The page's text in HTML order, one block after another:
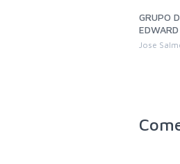
GRUPO
Jose